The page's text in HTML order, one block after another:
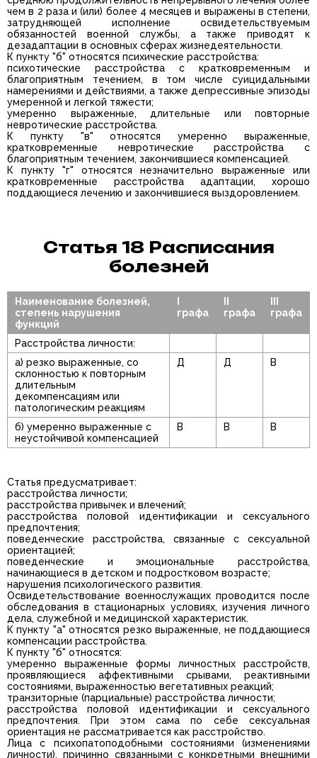
чем в 2 раза и (или) более 4 месяцев и выражены в степени,
затрудняющей исполнение освидетельствуемым
обязанностей военной службы, а также приводят к
дезадаптации в основных сферах жизнедеятельности.
К пункту "б" относятся психические расстройства:
психотические расстройства с кратковременным и
благоприятным течением, в том числе суицидальными
намерениями и действиями, а также депрессивные эпизоды
умеренной и легкой тяжести;
умеренно выраженные, длительные или повторные
невротические расстройства.
К пункту "в" относятся умеренно выраженные,
кратковременные невротические расстройства с
благоприятным течением, закончившиеся компенсацией.
К пункту "г" относятся незначительно выраженные или
кратковременные расстройства адаптации, хорошо
поддающиеся лечению и закончившиеся выздоровлением.
Статья 18 Расписания
болезней
Наименование болезней,
степень нарушения
функций
графа
графа
графа
Расстройства личности:
а) резко выраженные, со
склонностью к повторным
длительным
декомпенсациям или
патологическим реакциям
Д Д В
б) умеренно выраженные с
неустойчивой компенсацией
В В В
Статья предусматривает:
расстройства личности;
расстройства привычек и влечений;
расстройства половой идентификации и сексуального
предпочтения;
поведенческие расстройства, связанные с сексуальной
ориентацией;
поведенческие и эмоциональные расстройства,
начинающиеся в детском и подростковом возрасте;
нарушения психологического развития.
Освидетельствование военнослужащих проводится после
обследования в стационарных условиях, изучения личного
дела, служебной и медицинской характеристик.
К пункту "а" относятся резко выраженные, не поддающиеся
компенсации расстройства.
К пункту "б" относятся:
умеренно выраженные формы личностных расстройств,
проявляющиеся аффективными срывами, реактивными
состояниями, выраженностью вегетативных реакций;
транзиторные (парциальные) расстройства личности;
расстройства половой идентификации и сексуального
предпочтения. При этом сама по себе сексуальная
ориентация не рассматривается как расстройство.
Лица с психопатоподобными состояниями (изменениями
личности), причинно связанными с конкретными внешними